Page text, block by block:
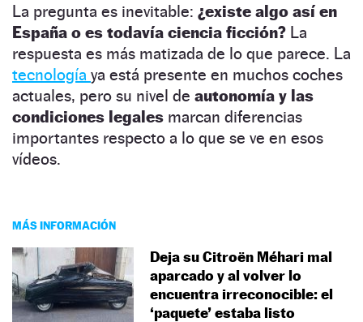
La pregunta es inevitable: ¿existe algo así en
España o es todavía ciencia ficción? La
respuesta es más matizada de lo que parece. La
tecnología ya está presente en muchos coches
actuales, pero su nivel de autonomía y las
condiciones legales marcan diferencias
importantes respecto a lo que se ve en esos
vídeos.
MÁS INFORMACIÓN
Deja su Citroën Méhari mal
aparcado y al volver lo
encuentra irreconocible: el
‘paquete’ estaba listo